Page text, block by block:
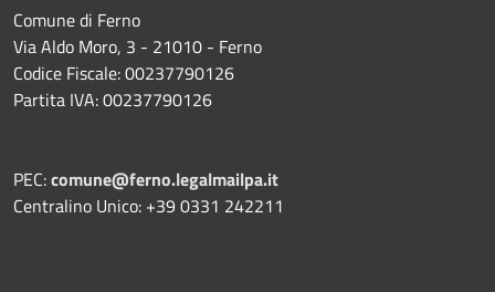
Comune di Ferno
Via Aldo Moro, 3 - 21010 - Ferno
Codice Fiscale: 00237790126
Partita IVA: 00237790126
PEC:comune@ferno.legalmailpa.it
Centralino Unico: +39 0331 242211